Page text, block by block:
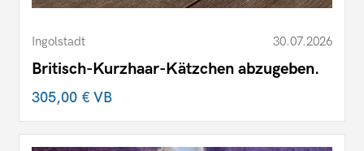
Ingolstadt 30.07.2026
Britisch-Kurzhaar-Kätzchen abzugeben.
305,00 €VB